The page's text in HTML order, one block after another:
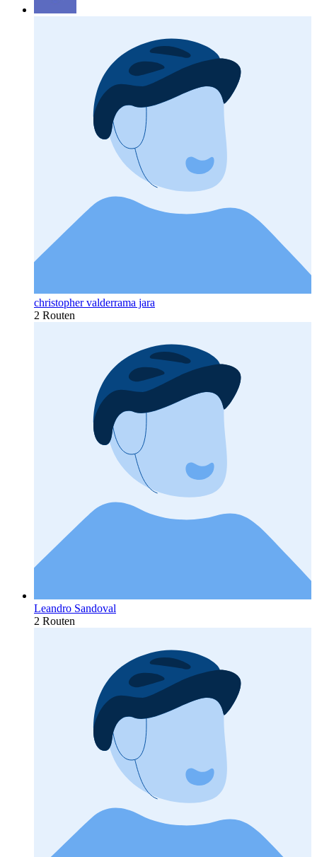
christopher valderrama jara
2 Routen
Leandro Sandoval
2 Routen